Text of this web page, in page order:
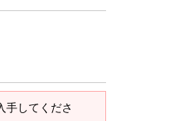
手してくださ